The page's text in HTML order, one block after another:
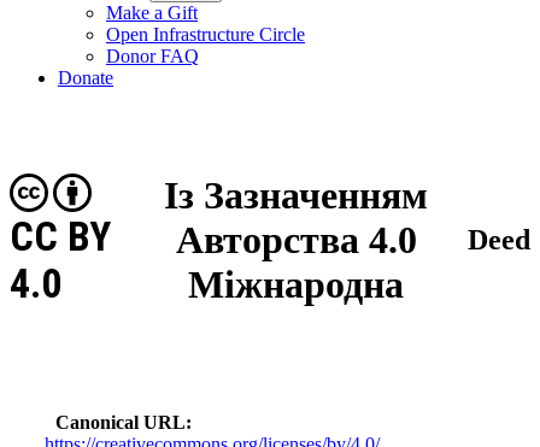
Make a Gift
Open Infrastructure Circle
Donor FAQ
Donate
Із Зазначенням
Авторства 4.0
Міжнародна
CC BY
4.0
Deed
Canonical URL